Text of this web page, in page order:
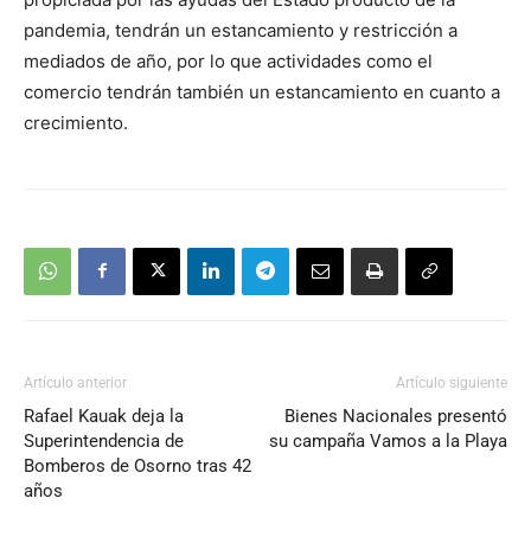
pandemia, tendrán un estancamiento y restricción a
mediados de año, por lo que actividades como el
comercio tendrán también un estancamiento en cuanto a
crecimiento.
Artículo anterior
Rafael Kauak deja la
Superintendencia de
Bomberos de Osorno tras 42
años
Artículo siguiente
Bienes Nacionales presentó
su campaña Vamos a la Playa